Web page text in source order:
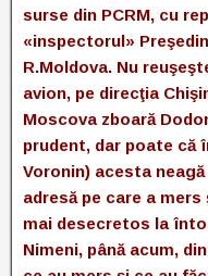
surse din PCRM, cu
«inspectorul»
R.Moldova. Nu
avion, pe direcţia
Moscova zboară
prudent, dar poate că
Voronin) acesta
adresă pe care a
mai desecretos la
Nimeni, până acum,